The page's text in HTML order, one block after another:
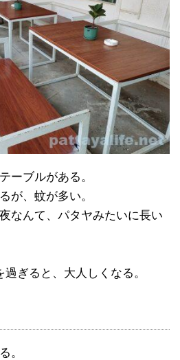
ーブルがある。
が、蚊が多い。
なんて、パタヤみたいに長い
ぎると、大人しくなる。
。